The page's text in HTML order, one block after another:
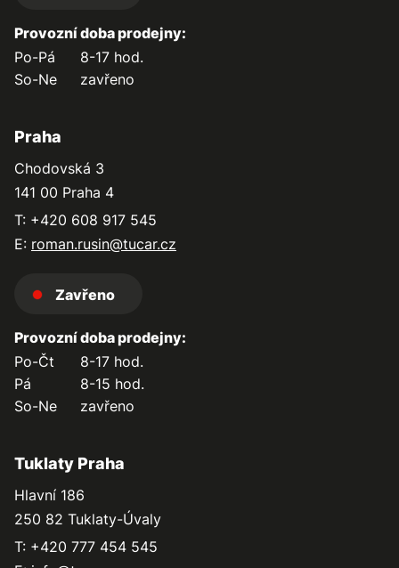
Provozní doba prodejny:
Po-Pá
8-17 hod.
So-Ne
zavřeno
Praha
Chodovská 3
141 00 Praha 4
T: +420 608 917 545
E: roman.rusin@tucar.cz
Zavřeno
Provozní doba prodejny:
Po-Čt
8-17 hod.
Pá
8-15 hod.
So-Ne
zavřeno
Tuklaty Praha
Hlavní 186
250 82 Tuklaty-Úvaly
T: +420 777 454 545